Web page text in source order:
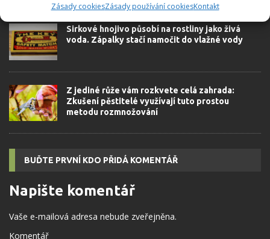
Zásady cookiesZásady používání cookiesKontakt
Sirkové hnojivo působí na rostliny jako živá
voda. Zápalky stačí namočit do vlažné vody
Z jediné růže vám rozkvete celá zahrada:
Zkušení pěstitelé využívají tuto prostou
metodu rozmnožování
BUĎTE PRVNÍ KDO PŘIDÁ KOMENTÁŘ
Napište komentář
Vaše e-mailová adresa nebude zveřejněna.
Komentář